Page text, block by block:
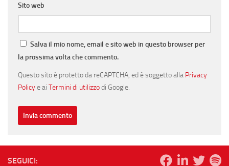
Sito web
Salva il mio nome, email e sito web in questo browser per
la prossima volta che commento.
Questo sito è protetto da reCAPTCHA, ed è soggetto alla Privacy
Policye ai Termini di utilizzodi Google.
SEGUICI: